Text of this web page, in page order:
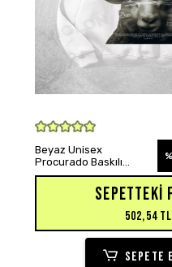
SEPETE
Beyaz Unisex
Procurado Baskılı
Oversize Hoodie
SEPETTEKI
502,54 TL
SEPETE